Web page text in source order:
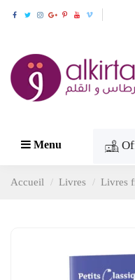
Menu
Accueil Livres Livres